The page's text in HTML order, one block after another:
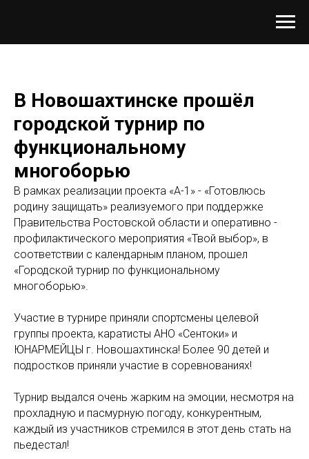
В Новошахтинске прошёл
городской турнир по
функциональному
многоборью
В рамках реализации проекта «А-1» - «Готовлюсь
родину защищать» реализуемого при поддержке
Правительства Ростовской области и оперативно -
профилактического мероприятия «Твой выбор», в
соответствии с календарным планом, прошел
«Городской турнир по функциональному
многоборью».
Участие в турнире приняли спортсмены целевой
группы проекта, каратисты АНО «Сентоки» и
ЮНАРМЕЙЦЫ г. Новошахтинска! Более 90 детей и
подростков приняли участие в соревнованиях!
Турнир выдался очень жарким на эмоции, несмотря на
прохладную и пасмурную погоду, конкурентным,
каждый из участников стремился в этот день стать на
пьедестал!